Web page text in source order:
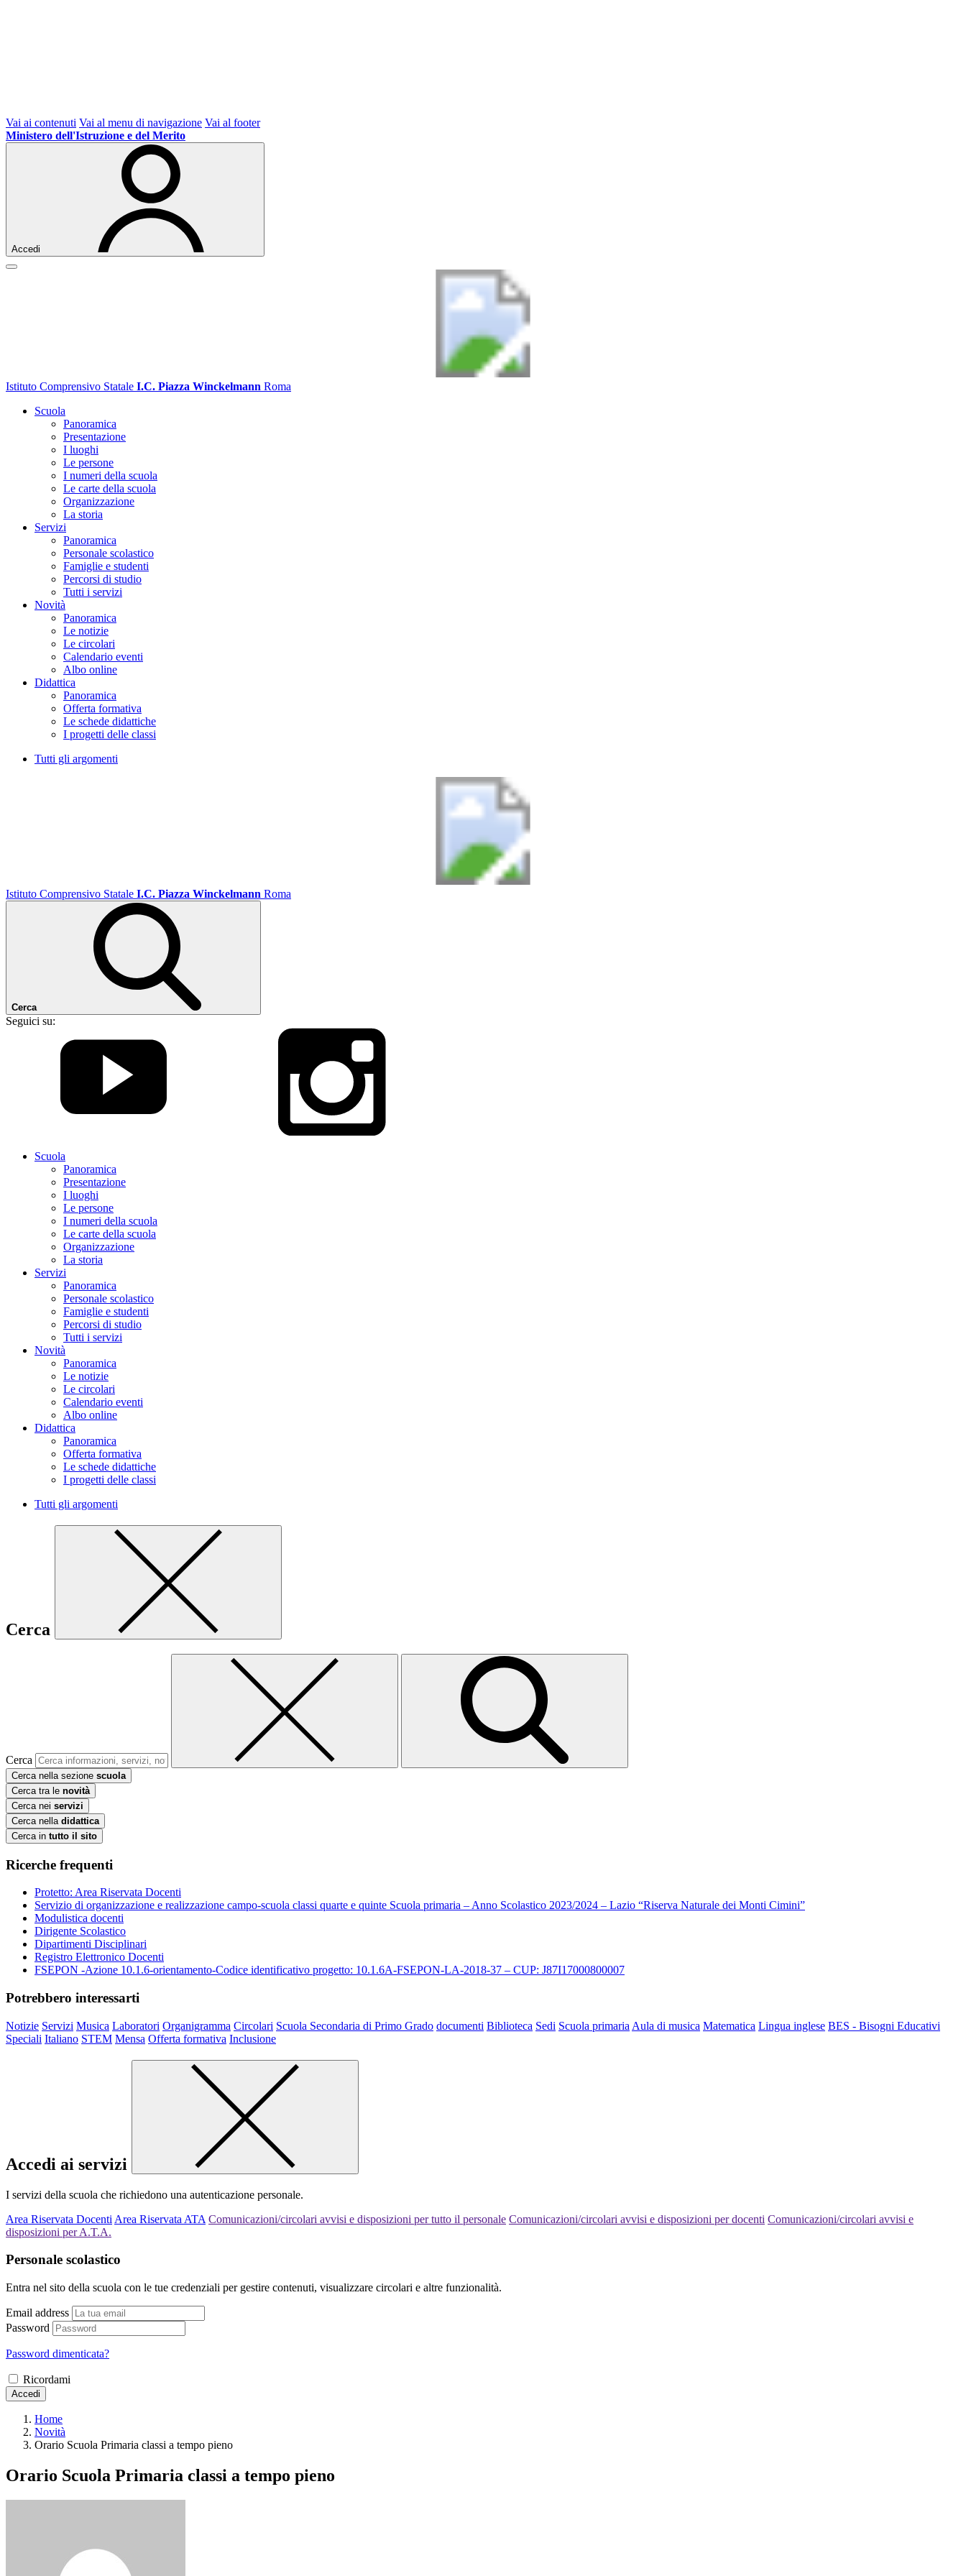
Vai ai contenuti Vai al menu di navigazione Vai al footer
Ministero dell'Istruzione e del Merito
Accedi
Istituto Comprensivo Statale I.C. Piazza Winckelmann Roma
Scuola
Panoramica
Presentazione
I luoghi
Le persone
I numeri della scuola
Le carte della scuola
Organizzazione
La storia
Servizi
Panoramica
Personale scolastico
Famiglie e studenti
Percorsi di studio
Tutti i servizi
Novità
Panoramica
Le notizie
Le circolari
Calendario eventi
Albo online
Didattica
Panoramica
Offerta formativa
Le schede didattiche
I progetti delle classi
Tutti gli argomenti
Istituto Comprensivo Statale I.C. Piazza Winckelmann Roma
Cerca
Seguici su:
Scuola
Panoramica
Presentazione
I luoghi
Le persone
I numeri della scuola
Le carte della scuola
Organizzazione
La storia
Servizi
Panoramica
Personale scolastico
Famiglie e studenti
Percorsi di studio
Tutti i servizi
Novità
Panoramica
Le notizie
Le circolari
Calendario eventi
Albo online
Didattica
Panoramica
Offerta formativa
Le schede didattiche
I progetti delle classi
Tutti gli argomenti
Cerca
Cerca
Cerca nella sezione scuola
Cerca tra le novità
Cerca nei servizi
Cerca nella didattica
Cerca in tutto il sito
Ricerche frequenti
Protetto: Area Riservata Docenti
Servizio di organizzazione e realizzazione campo-scuola classi quarte e quinte Scuola primaria – Anno Scolastico 2023/2024 – Lazio “Riserva Naturale dei Monti Cimini”
Modulistica docenti
Dirigente Scolastico
Dipartimenti Disciplinari
Registro Elettronico Docenti
FSEPON -Azione 10.1.6-orientamento-Codice identificativo progetto: 10.1.6A-FSEPON-LA-2018-37 – CUP: J87I17000800007
Potrebbero interessarti
Notizie Servizi Musica Laboratori Organigramma Circolari Scuola Secondaria di Primo Grado documenti Biblioteca Sedi Scuola primaria Aula di musica Matematica Lingua inglese BES - Bisogni Educativi
Speciali Italiano STEM Mensa Offerta formativa Inclusione
Accedi ai servizi
I servizi della scuola che richiedono una autenticazione personale.
Area Riservata Docenti Area Riservata ATA Comunicazioni/circolari avvisi e disposizioni per tutto il personale Comunicazioni/circolari avvisi e disposizioni per docenti Comunicazioni/circolari avvisi e
disposizioni per A.T.A.
Personale scolastico
Entra nel sito della scuola con le tue credenziali per gestire contenuti, visualizzare circolari e altre funzionalità.
Email address
Password
Password dimenticata?
Ricordami
Accedi
Home
Novità
Orario Scuola Primaria classi a tempo pieno
Orario Scuola Primaria classi a tempo pieno